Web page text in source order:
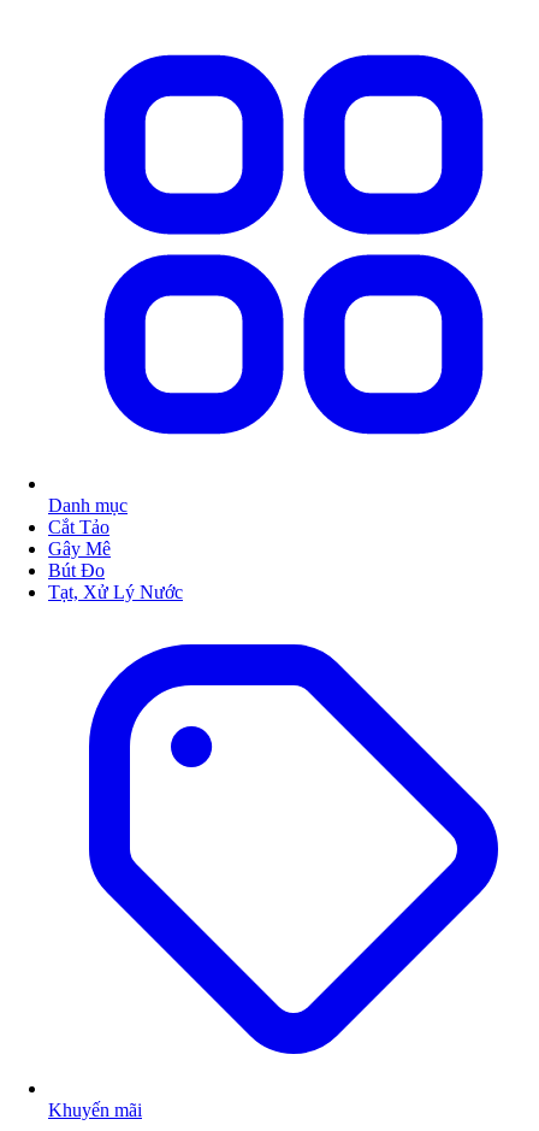
Danh mục
Cắt Tảo
Gây Mê
Bút Đo
Tạt, Xử Lý Nước
Khuyến mãi